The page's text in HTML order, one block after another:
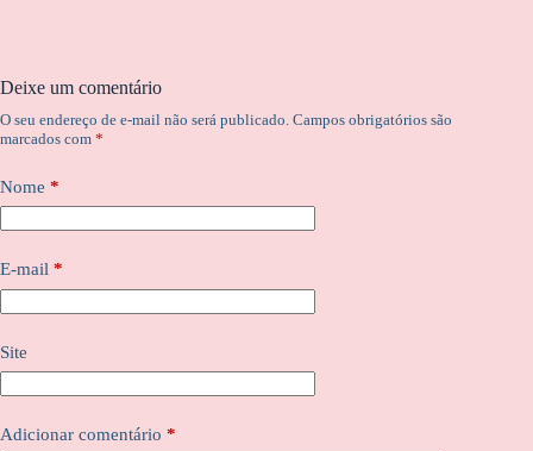
Deixe um comentário
O seu endereço de e-mail não será publicado. Campos obrigatórios são
marcados com *
Nome *
E-mail *
Site
Adicionar comentário *